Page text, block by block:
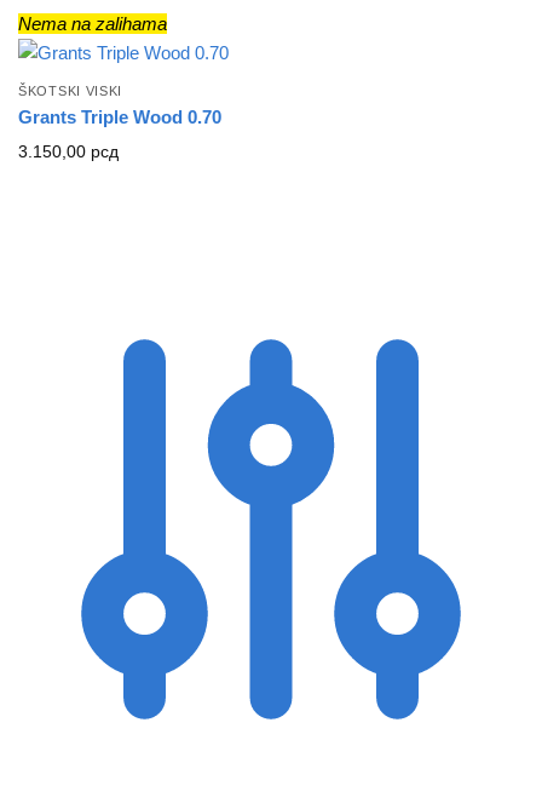
Nema na zalihama
ŠKOTSKI VISKI
Grants Triple Wood 0.70
3.150,00 рсд